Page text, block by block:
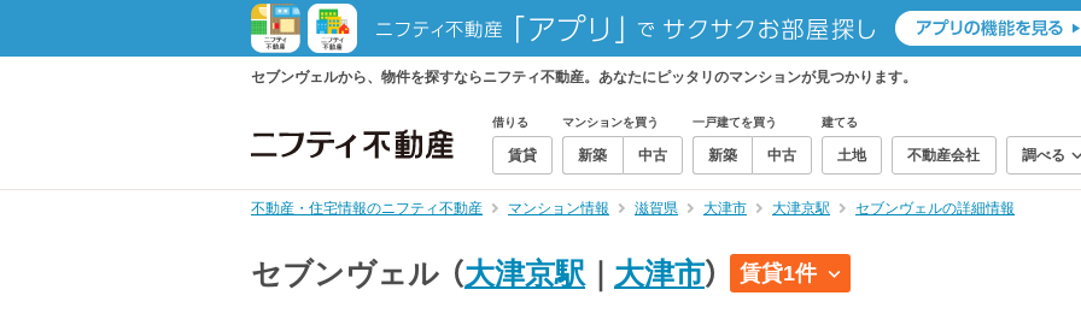
セブンヴェルから、物件を探すならニフティ不動産。あなたにピッタリのマンションが見つかります。
借りる
賃貸
マンションを買う
新築 中古
一戸建てを買う
新築 中古
建てる
土地 不動産会社 調べる
不動産・住宅情報のニフティ不動産 マンション情報 滋賀県 大津市 大津京駅 セブンヴェルの詳細情報
セブンヴェル （大津京駅 大津市） 賃貸1件